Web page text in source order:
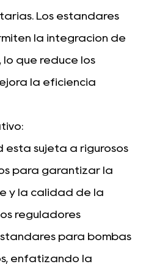
Los estándares
la integración de
lo que reduce los
la eficiencia
está sujeta a rigurosos
para garantizar la
y la calidad de la
reguladores
para bombas
enfatizando la